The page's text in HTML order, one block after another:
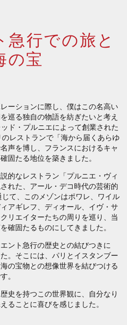
急行での旅と
の宝
ーションに際し、僕はこの名高い
巡る独自の物語を紡ぎたいと考え
ド・プルニエによって創業された
レストランで「海から届くあらゆ
声を博し、フランスにおけるキャ
固たる地位を築きました。
的なレストラン「プルニエ・ヴィ
れた、アール・デコ時代の芸術的
て、このメゾンはポワレ、ワイル
アギレフ、ディオール、イヴ・サ
リエイターたちの周りを巡り、当
確固たるものにしてきました。
ント急行の歴史との結びつきに
。そこには、パリとイスタンブー
の宝物との想像世界を結びつける
。
史を持つこの世界観に、自分なり
ることに喜びを感じました。